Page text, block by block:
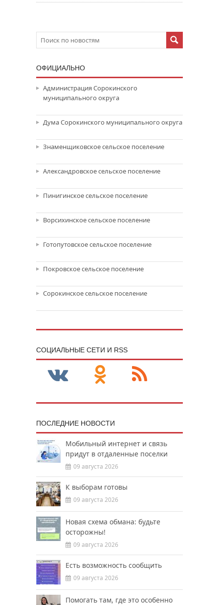
ОФИЦИАЛЬНО
Администрация Сорокинского
муниципального округа
Дума Сорокинского муниципального округа
Знаменщиковское сельское поселение
Александровское сельское поселение
Пинигинское сельское поселение
Ворсихинское сельское поселение
Готопутовское сельское поселение
Покровское сельское поселение
Сорокинское сельское поселение
CОЦИАЛЬНЫЕ СЕТИ И RSS
ПОСЛЕДНИЕ НОВОСТИ
Мобильный интернет и связь
придут в отдаленные поселки
09 августа 2026
К выборам готовы
09 августа 2026
Новая схема обмана: будьте
осторожны!
09 августа 2026
Есть возможность сообщить
09 августа 2026
Помогать там, где это особенно